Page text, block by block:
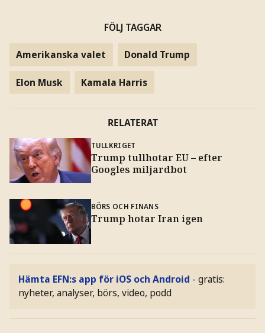
FÖLJ TAGGAR
Amerikanska valet Donald Trump
Elon Musk Kamala Harris
RELATERAT
TULLKRIGET
Trump tullhotar EU – efter
Googles miljardbot
BÖRS OCH FINANS
Trump hotar Iran igen
Hämta EFN:s app för iOS och Android - gratis:
nyheter, analyser, börs, video, podd